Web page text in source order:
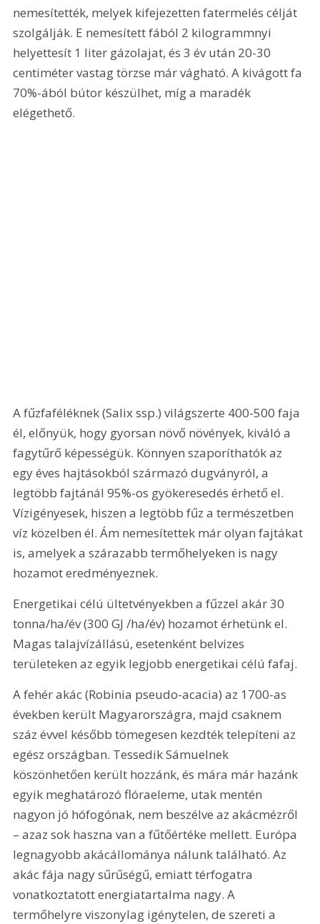
nemesítették, melyek kifejezetten fatermelés célját
szolgálják. E nemesített fából 2 kilogrammnyi
helyettesít 1 liter gázolajat, és 3 év után 20-30
centiméter vastag törzse már vágható. A kivágott fa
70%-ából bútor készülhet, míg a maradék
elégethető.
A fűzfaféléknek (Salix ssp.) világszerte 400-500 faja
él, előnyük, hogy gyorsan növő növények, kiváló a
fagytűrő képességük. Könnyen szaporíthatók az
egy éves hajtásokból származó dugványról, a
legtöbb fajtánál 95%-os gyökeresedés érhető el.
Vízigényesek, hiszen a legtöbb fűz a természetben
víz közelben él. Ám nemesítettek már olyan fajtákat
is, amelyek a szárazabb termőhelyeken is nagy
hozamot eredményeznek.
Energetikai célú ültetvényekben a fűzzel akár 30
tonna/ha/év (300 GJ /ha/év) hozamot érhetünk el.
Magas talajvízállású, esetenként belvizes
területeken az egyik legjobb energetikai célú fafaj.
A fehér akác (Robinia pseudo-acacia) az 1700-as
években került Magyarországra, majd csaknem
száz évvel később tömegesen kezdték telepíteni az
egész országban. Tessedik Sámuelnek
köszönhetően került hozzánk, és mára már hazánk
egyik meghatározó flóraeleme, utak mentén
nagyon jó hófogónak, nem beszélve az akácmézről
– azaz sok haszna van a fűtőértéke mellett. Európa
legnagyobb akácállománya nálunk található. Az
akác fája nagy sűrűségű, emiatt térfogatra
vonatkoztatott energiatartalma nagy. A
termőhelyre viszonylag igénytelen, de szereti a